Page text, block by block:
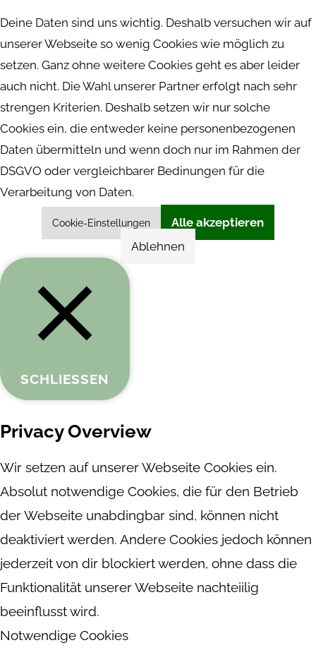
Deine Daten sind uns wichtig. Deshalb versuchen wir auf
unserer Webseite so wenig Cookies wie möglich zu
setzen. Ganz ohne weitere Cookies geht es aber leider
auch nicht. Die Wahl unserer Partner erfolgt nach sehr
strengen Kriterien. Deshalb setzen wir nur solche
Cookies ein, die entweder keine personenbezogenen
Daten übermitteln und wenn doch nur im Rahmen der
DSGVO oder vergleichbarer Bedinungen für die
Verarbeitung von Daten.
Cookie-Einstellungen
Alle akzeptieren
Ablehnen
SCHLIESSEN
Privacy Overview
Wir setzen auf unserer Webseite Cookies ein.
Absolut notwendige Cookies, die für den Betrieb
der Webseite unabdingbar sind, können nicht
deaktiviert werden. Andere Cookies jedoch können
jederzeit von dir blockiert werden, ohne dass die
Funktionalität unserer Webseite nachteiilig
beeinflusst wird.
Notwendige Cookies